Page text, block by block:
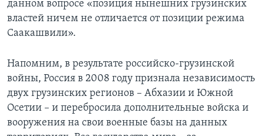
данном вопросе «позиция нынешних грузинских
властей ничем не отличается от позиции режима
Саакашвили».
Напомним, в результате российско-грузинской
войны, Россия в 2008 году признала независимость
двух грузинских регионов – Абхазии и Южной
Осетии – и перебросила дополнительные войска и
вооружения на свои военные базы на данных